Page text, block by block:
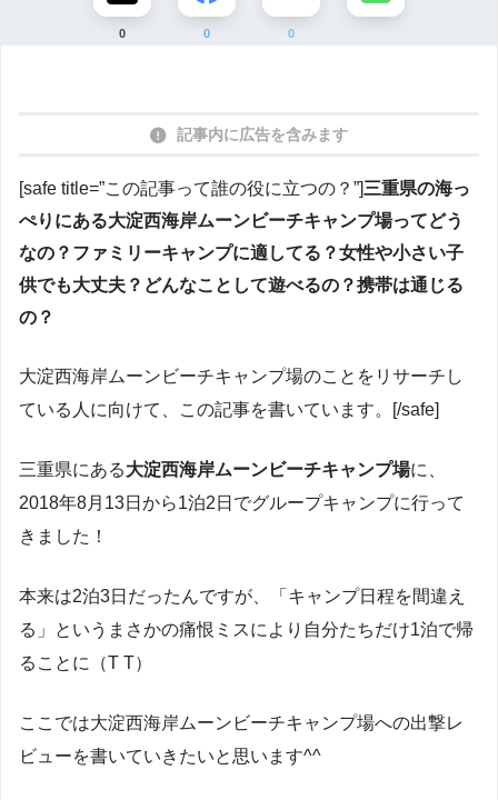
0 0 0
記事内に広告を含みます
[safe title=”この記事って誰の役に立つの？”]三重県の海っ
ぺりにある大淀西海岸ムーンビーチキャンプ場ってどう
なの？ファミリーキャンプに適してる？女性や小さい子
供でも大丈夫？どんなことして遊べるの？携帯は通じる
の？
大淀西海岸ムーンビーチキャンプ場のことをリサーチし
ている人に向けて、この記事を書いています。[/safe]
三重県にある大淀西海岸ムーンビーチキャンプ場に、
2018年8月13日から1泊2日でグループキャンプに行って
きました！
本来は2泊3日だったんですが、「キャンプ日程を間違え
る」というまさかの痛恨ミスにより自分たちだけ1泊で帰
ることに（T T）
ここでは大淀西海岸ムーンビーチキャンプ場への出撃レ
ビューを書いていきたいと思います^^